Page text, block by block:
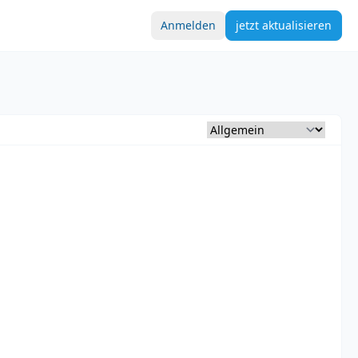
Anmelden jetzt aktualisieren